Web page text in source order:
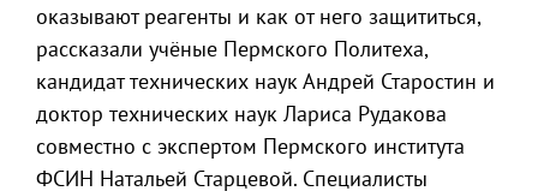
оказывают реагенты и как от него защититься,
рассказали учёные Пермского Политеха,
кандидат технических наук Андрей Старостин и
доктор технических наук Лариса Рудакова
совместно с экспертом Пермского института
ФСИН Натальей Старцевой. Специалисты